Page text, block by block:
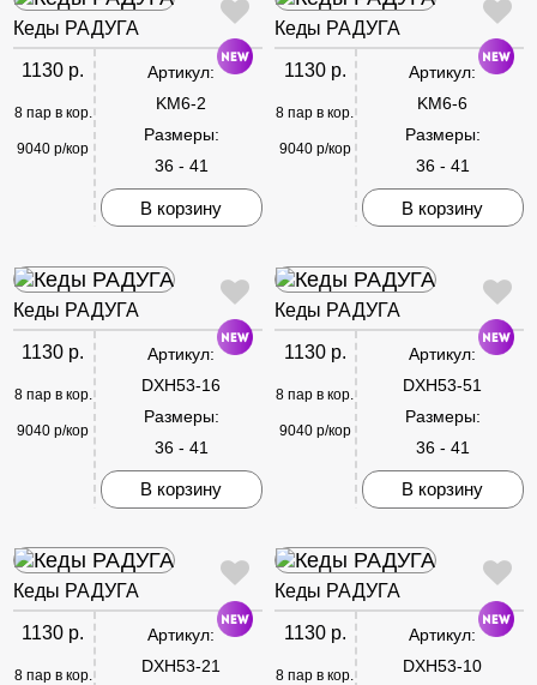
Кеды РАДУГА
1130 р.
8 пар в кор.
9040 р/кор
Артикул:
KM6-2
Размеры:
36 - 41
В корзину
Кеды РАДУГА
1130 р.
8 пар в кор.
9040 р/кор
Артикул:
KM6-6
Размеры:
36 - 41
В корзину
Кеды РАДУГА
1130 р.
8 пар в кор.
9040 р/кор
Артикул:
DXH53-16
Размеры:
36 - 41
В корзину
Кеды РАДУГА
1130 р.
8 пар в кор.
9040 р/кор
Артикул:
DXH53-51
Размеры:
36 - 41
В корзину
Кеды РАДУГА
1130 р.
8 пар в кор.
Артикул:
DXH53-21
Кеды РАДУГА
1130 р.
8 пар в кор.
Артикул:
DXH53-10